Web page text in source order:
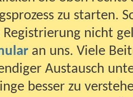
zu starten.
Registrierung nicht
an uns. Viele
Austausch
besser zu